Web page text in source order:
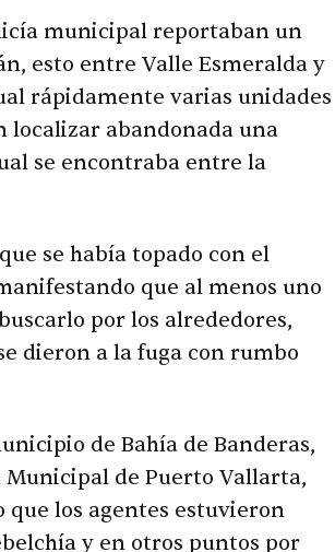
municipal reportaban un
esto entre Valle Esmeralda y
rápidamente varias unidades
localizar abandonada una
se encontraba entre la
se había topado con el
que al menos uno
por los alrededores,
dieron a la fuga con rumbo
de Bahía de Banderas,
Municipal de Puerto Vallarta,
que los agentes estuvieron
y en otros puntos por